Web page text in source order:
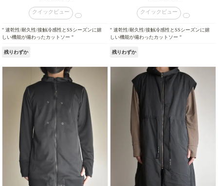
クイックビュー
" 速乾性/耐久性/接触冷感性とSSシーズンに嬉
しい機能が備わったカットソー "
残りわずか
クイックビュー
" 速乾性/耐久性/接触冷感性とSSシーズンに嬉
しい機能が備わったカットソー "
残りわずか